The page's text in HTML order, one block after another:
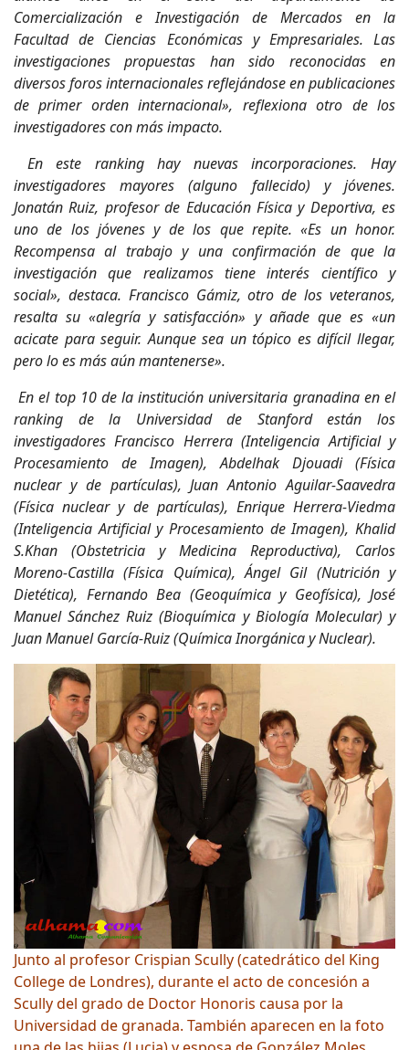
Comercialización e Investigación de Mercados en la
Facultad de Ciencias Económicas y Empresariales. Las
investigaciones propuestas han sido reconocidas en
diversos foros internacionales reflejándose en publicaciones
de primer orden internacional», reflexiona otro de los
investigadores con más impacto.
En este ranking hay nuevas incorporaciones. Hay
investigadores mayores (alguno fallecido) y jóvenes.
Jonatán Ruiz, profesor de Educación Física y Deportiva, es
uno de los jóvenes y de los que repite. «Es un honor.
Recompensa al trabajo y una confirmación de que la
investigación que realizamos tiene interés científico y
social», destaca. Francisco Gámiz, otro de los veteranos,
resalta su «alegría y satisfacción» y añade que es «un
acicate para seguir. Aunque sea un tópico es difícil llegar,
pero lo es más aún mantenerse».
En el top 10 de la institución universitaria granadina en el
ranking de la Universidad de Stanford están los
investigadores Francisco Herrera (Inteligencia Artificial y
Procesamiento de Imagen), Abdelhak Djouadi (Física
nuclear y de partículas), Juan Antonio Aguilar-Saavedra
(Física nuclear y de partículas), Enrique Herrera-Viedma
(Inteligencia Artificial y Procesamiento de Imagen), Khalid
S.Khan (Obstetricia y Medicina Reproductiva), Carlos
Moreno-Castilla (Física Química), Ángel Gil (Nutrición y
Dietética), Fernando Bea (Geoquímica y Geofísica), José
Manuel Sánchez Ruiz (Bioquímica y Biología Molecular) y
Juan Manuel García-Ruiz (Química Inorgánica y Nuclear).
Junto al profesor Crispian Scully (catedrático del King
College de Londres), durante el acto de concesión a
Scully del grado de Doctor Honoris causa por la
Universidad de granada. También aparecen en la foto